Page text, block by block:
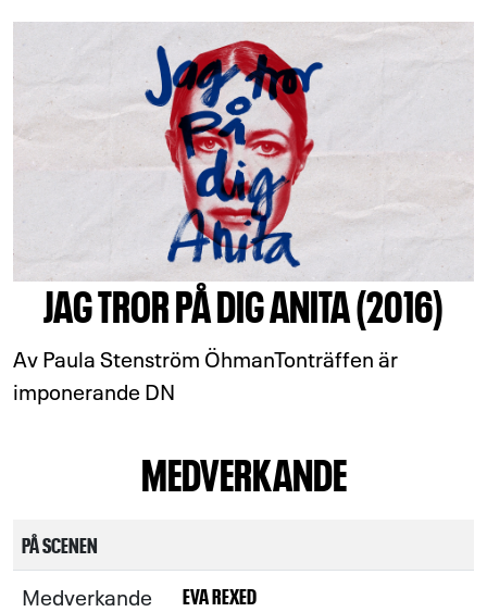
JAG TROR PÅ DIG ANITA (2016)
Av Paula Stenström ÖhmanTonträffen är
imponerande DN
MEDVERKANDE
PÅ SCENEN
Medverkande
EVA REXED